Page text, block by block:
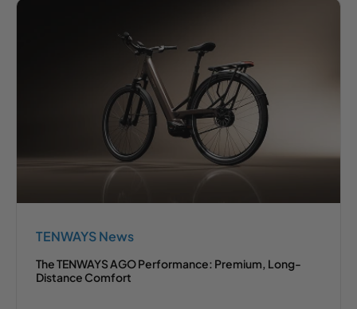
TENWAYS News
The TENWAYS AGO Performance: Premium, Long-
Distance Comfort